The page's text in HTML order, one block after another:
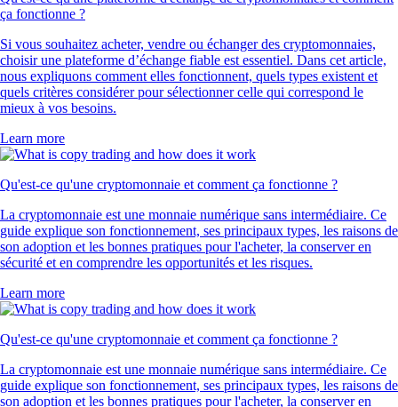
ça fonctionne ?
Si vous souhaitez acheter, vendre ou échanger des cryptomonnaies,
choisir une plateforme d’échange fiable est essentiel. Dans cet article,
nous expliquons comment elles fonctionnent, quels types existent et
quels critères considérer pour sélectionner celle qui correspond le
mieux à vos besoins.
Learn more
Qu'est-ce qu'une cryptomonnaie et comment ça fonctionne ?
La cryptomonnaie est une monnaie numérique sans intermédiaire. Ce
guide explique son fonctionnement, ses principaux types, les raisons de
son adoption et les bonnes pratiques pour l'acheter, la conserver en
sécurité et en comprendre les opportunités et les risques.
Learn more
Qu'est-ce qu'une cryptomonnaie et comment ça fonctionne ?
La cryptomonnaie est une monnaie numérique sans intermédiaire. Ce
guide explique son fonctionnement, ses principaux types, les raisons de
son adoption et les bonnes pratiques pour l'acheter, la conserver en